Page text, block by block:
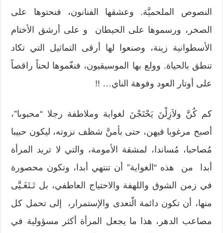
النصوص الملحميَّة. وعشقها الفنانون، فنحتوها على
الصخر، ورسموها على الحيطان و على أرشق الأختام
الأسطوانية زينة، وصنعوا لها أرقى التماثيل التي تكاد
تنطق بالحياة. وولع بها الموسيقيون، فنغّموها لحناً راقصاً
على أوتار العود وفوهة الناي… !!
كم كُنَّ ولاَزِلْنَ يَحْتَجْنَ لغواية وملاطفة رجلا “محبوبا”،
أصبح مرغوبا فيهن، حتى بأمنَّ شظف نزوته، ليكون حبيبا
مُصاحبا، مُساندا، لمشقة الأمومة، والتي لا تريد المرأة
أبدا من هذه “الغواية” أن تنتهي أبدا، وتكون محصورة
في زمن الشوق واللهفة والاحتياج العاطفي، بل تَـتَغَـيَّى
منها، أن تكون دائمة الّتعدى والإستمرار، إلى تحمل كل
مصاعب الدهر، هذا ما يجعل المرأة أكثر مسؤولية في